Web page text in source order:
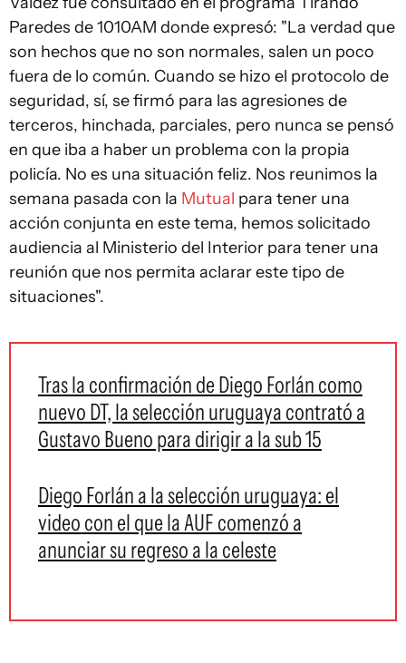
Paredes de 1010AM donde expresó: "La verdad que
son hechos que no son normales, salen un poco
fuera de lo común. Cuando se hizo el protocolo de
seguridad, sí, se firmó para las agresiones de
terceros, hinchada, parciales, pero nunca se pensó
en que iba a haber un problema con la propia
policía. No es una situación feliz. Nos reunimos la
semana pasada con la Mutual para tener una
acción conjunta en este tema, hemos solicitado
audiencia al Ministerio del Interior para tener una
reunión que nos permita aclarar este tipo de
situaciones".
Tras la confirmación de Diego Forlán como
nuevo DT, la selección uruguaya contrató a
Gustavo Bueno para dirigir a la sub 15
Diego Forlán a la selección uruguaya: el
video con el que la AUF comenzó a
anunciar su regreso a la celeste